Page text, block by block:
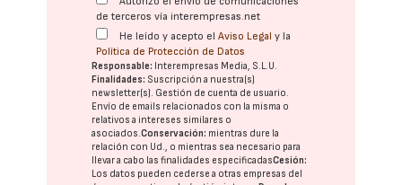
de terceros vía interempresas.net
He leído y acepto elAviso Legal y la
Política de Protección de Datos
Responsable: Interempresas Media, S.L.U.
Finalidades: Suscripción a nuestra(s)
newsletter(s). Gestión de cuenta de usuario.
Envío de emails relacionados con la misma o
relativos a intereses similares o
asociados.Conservación: mientras dure la
relación con Ud., o mientras sea necesario para
llevar a cabo las finalidades especificadasCesión:
Los datos pueden cederse a otras empresas del